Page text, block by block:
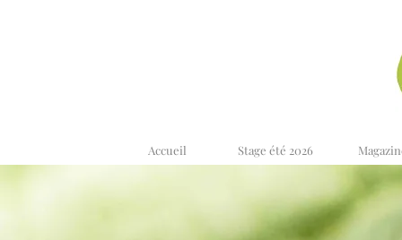
Accueil Stage été 2026